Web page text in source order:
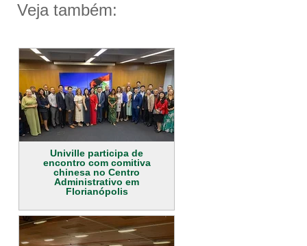
Veja também:
Univille participa de
encontro com comitiva
chinesa no Centro
Administrativo em
Florianópolis